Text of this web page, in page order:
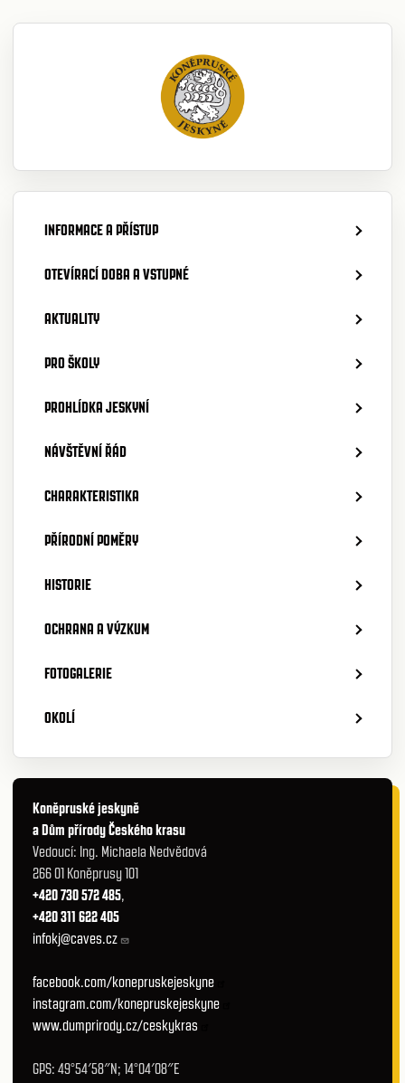
INFORMACE A PŘÍSTUP
OTEVÍRACÍ DOBA A VSTUPNÉ
AKTUALITY
PRO ŠKOLY
PROHLÍDKA JESKYNÍ
NÁVŠTĚVNÍ ŘÁD
CHARAKTERISTIKA
PŘÍRODNÍ POMĚRY
HISTORIE
OCHRANA A VÝZKUM
FOTOGALERIE
OKOLÍ
Koněpruské jeskyně
a Dům přírody Českého krasu
Vedoucí: Ing. Michaela Nedvědová
266 01 Koněprusy 101
+420 730 572 485,
+420 311 622 405
infokj@caves.cz
facebook.com/konepruskejeskyne
instagram.com/konepruskejeskyne
www.dumprirody.cz/ceskykras
GPS: 49°54′58″N; 14°04′08″E